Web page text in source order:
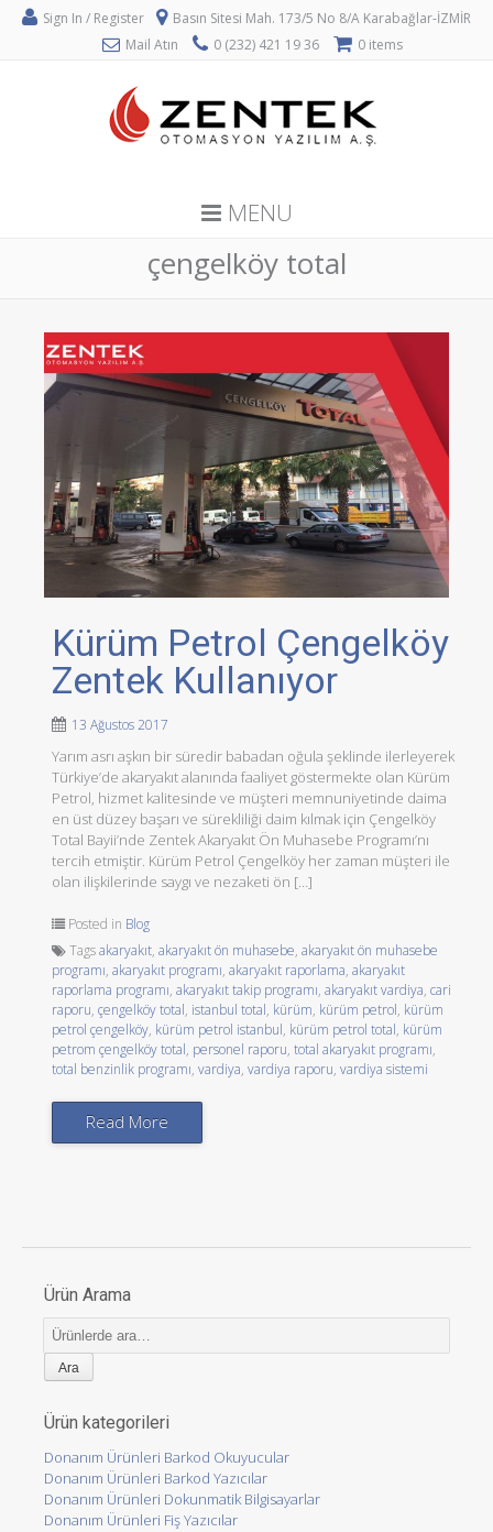
Sign In / Register
Basın Sitesi Mah. 173/5 No 8/A Karabağlar-İZMİR
Mail Atın
0 (232) 421 19 36 0 items
MENU
çengelköy total
Kürüm Petrol Çengelköy
Zentek Kullanıyor
13 Ağustos 2017
Yarım asrı aşkın bir süredir babadan oğula şeklinde ilerleyerek
Türkiye’de akaryakıt alanında faaliyet göstermekte olan Kürüm
Petrol, hizmet kalitesinde ve müşteri memnuniyetinde daima
en üst düzey başarı ve sürekliliği daim kılmak için Çengelköy
Total Bayii’nde Zentek Akaryakıt Ön Muhasebe Programı’nı
tercih etmiştir. Kürüm Petrol Çengelköy her zaman müşteri ile
olan ilişkilerinde saygı ve nezaketi ön […]
Posted in Blog
Tagsakaryakıt,akaryakıt ön muhasebe,akaryakıt ön muhasebe
programı,akaryakıt programı,akaryakıt raporlama,akaryakıt
raporlama programı,akaryakıt takip programı,akaryakıt vardiya,cari
raporu,çengelköy total, istanbul total, kürüm, kürüm petrol, kürüm
petrol çengelköy, kürüm petrol istanbul, kürüm petrol total, kürüm
petrom çengelköy total, personel raporu,total akaryakıt programı,
total benzinlik programı,vardiya,vardiya raporu,vardiya sistemi
Read More
Ürün Arama
Ara:
Ürün kategorileri
Donanım Ürünleri Barkod Okuyucular
Donanım Ürünleri Barkod Yazıcılar
Donanım Ürünleri Dokunmatik Bilgisayarlar
Donanım Ürünleri Fiş Yazıcılar